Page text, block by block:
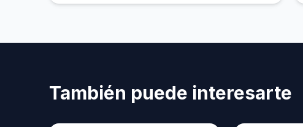
También puede interesarte